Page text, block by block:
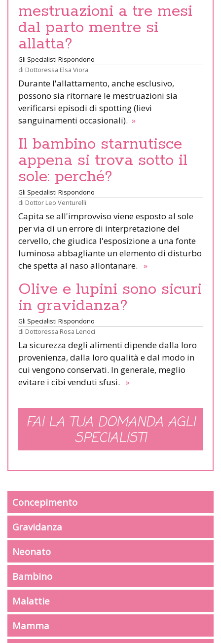
mestruazioni a tre mesi
dal parto mentre si
allatta?
Gli Specialisti Rispondono
di Dottoressa Elsa Viora
Durante l'allattamento, anche esclusivo,
possono sia ritornare le mestruazioni sia
verificarsi episodi di spotting (lievi
sanguinamenti occasionali). »
Il bambino starnutisce
appena si trova sotto il
sole: perché?
Gli Specialisti Rispondono
di Dottor Leo Venturelli
Capita se all'improvviso viene esposto al sole
per via di un errore di interpretazione del
cervello, che giudica l'esposizione a una fonte
luminosa abbagliante un elemento di disturbo
che spetta al naso allontanare. »
Olive e lupini sono sicuri
in gravidanza?
Gli Specialisti Rispondono
di Dottoressa Rosa Lenoci
La sicurezza degli alimenti dipende dalla loro
provenienza, dalla loro qualità e dal modo in
cui vengono conservati. In generale, meglio
evitare i cibi venduti sfusi. »
FAI LA TUA DOMANDA AGLI
SPECIALISTI
Concepimento
Gravidanza
Neonato
Bambino
Malattie
Mamma